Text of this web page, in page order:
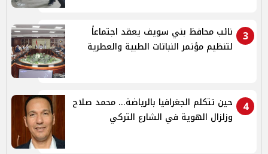
3
نائب محافظ بني سويف يعقد اجتماعاً
لتنظيم مؤتمر النباتات الطبية والعطرية
4
حين تتكلم الجغرافيا بالرياضة... محمد صلاح
وزلزال الهوية في الشارع التركي